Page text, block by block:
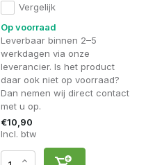
Vergelijk
Op voorraad
Leverbaar binnen 2–5
werkdagen via onze
leverancier. Is het product
daar ook niet op voorraad?
Dan nemen wij direct contact
met u op.
€10,90
Incl. btw